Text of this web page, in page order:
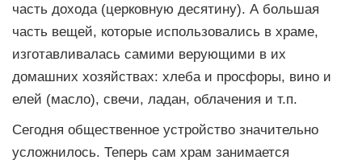
часть дохода (церковную десятину). А большая
часть вещей, которые использовались в храме,
изготавливалась самими верующими в их
домашних хозяйствах: хлеба и просфоры, вино и
елей (масло), свечи, ладан, облачения и т.п.
Сегодня общественное устройство значительно
усложнилось. Теперь сам храм занимается